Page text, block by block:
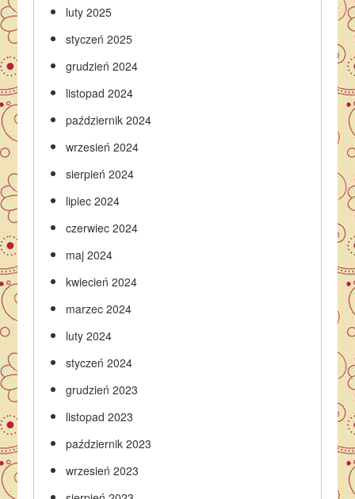
luty 2025
styczeń 2025
grudzień 2024
listopad 2024
październik 2024
wrzesień 2024
sierpień 2024
lipiec 2024
czerwiec 2024
maj 2024
kwiecień 2024
marzec 2024
luty 2024
styczeń 2024
grudzień 2023
listopad 2023
październik 2023
wrzesień 2023